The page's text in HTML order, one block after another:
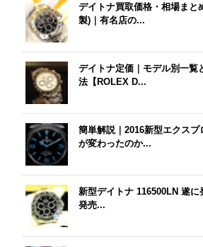
デイトナ買取価格・相場まと
製)｜有名店の...
デイトナ定価｜モデル別一覧
法【ROLEX D...
簡単解説｜2016新型エクスプ
が変わったのか...
新型デイトナ 116500LN 遂に
発売...